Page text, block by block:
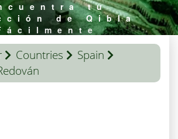
tu
de Qibla
Countries
Spain